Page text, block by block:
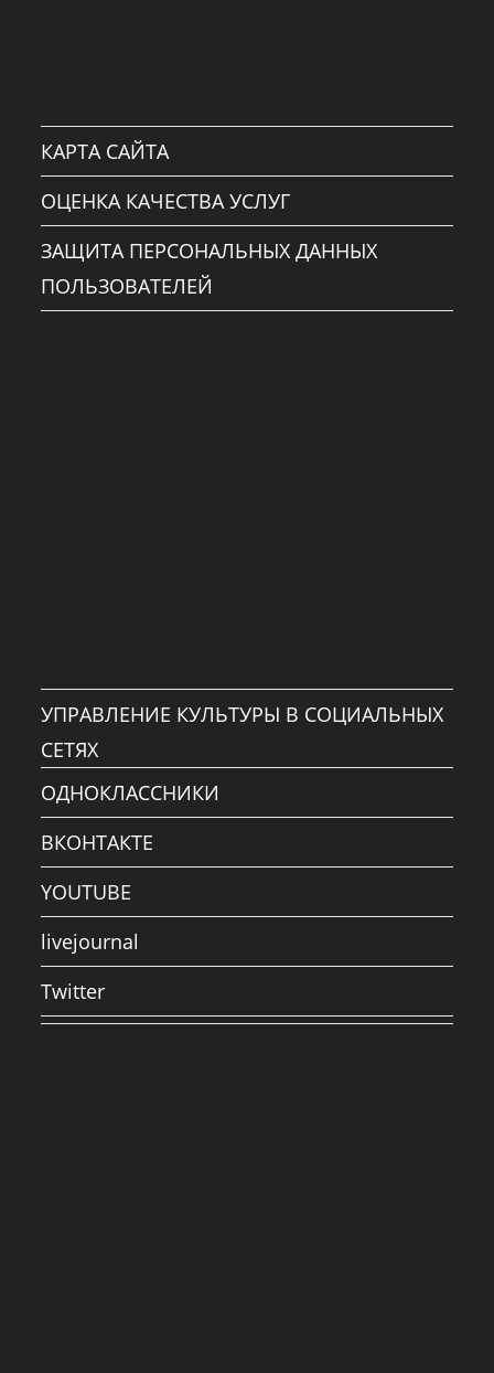
КАРТА САЙТА
ОЦЕНКА КАЧЕСТВА УСЛУГ
ЗАЩИТА ПЕРСОНАЛЬНЫХ ДАННЫХ
ПОЛЬЗОВАТЕЛЕЙ
УПРАВЛЕНИЕ КУЛЬТУРЫ В СОЦИАЛЬНЫХ
СЕТЯХ
ОДНОКЛАССНИКИ
ВКОНТАКТЕ
YOUTUBE
livejournal
Twitter